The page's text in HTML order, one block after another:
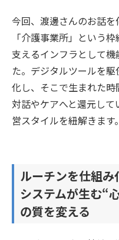
今回、渡邊さんのお話
「介護事業所」という
支えるインフラとして
た。デジタルツールを
化し、そこで生まれた
対話やケアへと還元し
営スタイルを紐解きます。
ルーチンを仕組み
システムが生む“
の質を変える